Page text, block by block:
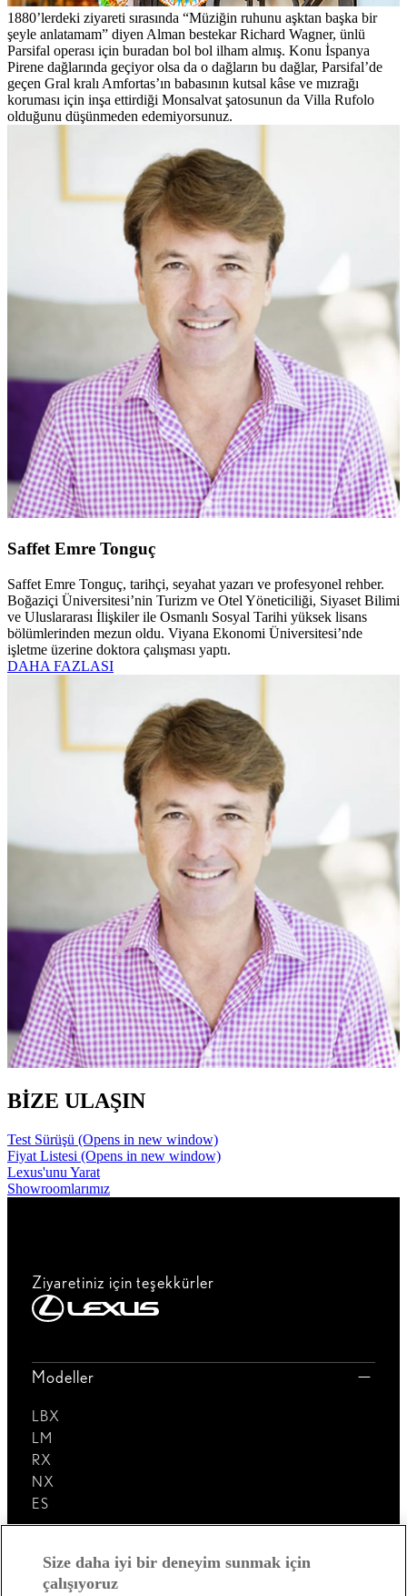
1880’lerdeki ziyareti sırasında “Müziğin ruhunu aşktan başka bir
şeyle anlatamam” diyen Alman bestekar Richard Wagner, ünlü
Parsifal operası için buradan bol bol ilham almış. Konu İspanya
Pirene dağlarında geçiyor olsa da o dağların bu dağlar, Parsifal’de
geçen Gral kralı Amfortas’ın babasının kutsal kâse ve mızrağı
koruması için inşa ettirdiği Monsalvat şatosunun da Villa Rufolo
olduğunu düşünmeden edemiyorsunuz.
Saffet Emre Tonguç
Saffet Emre Tonguç, tarihçi, seyahat yazarı ve profesyonel rehber.
Boğaziçi Üniversitesi’nin Turizm ve Otel Yöneticiliği, Siyaset Bilimi
ve Uluslararası İlişkiler ile Osmanlı Sosyal Tarihi yüksek lisans
bölümlerinden mezun oldu. Viyana Ekonomi Üniversitesi’nde
işletme üzerine doktora çalışması yaptı.
DAHA FAZLASI
BİZE ULAŞIN
Test Sürüşü (Opens in new window)
Fiyat Listesi (Opens in new window)
Lexus'unu Yarat
Showroomlarımız
Ziyaretiniz için teşekkürler
Modeller
LBX
LM
RX
NX
ES
Lexus'u Keşfedin!
Size daha iyi bir deneyim sunmak için
çalışıyoruz